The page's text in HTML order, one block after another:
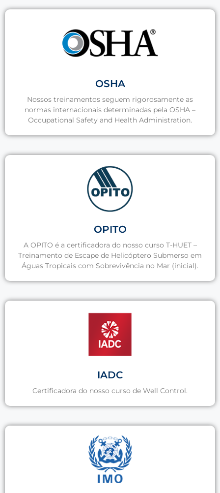
OSHA
Nossos treinamentos seguem rigorosamente as
normas internacionais determinadas pela OSHA –
Occupational Safety and Health Administration.
OPITO
A OPITO é a certificadora do nosso curso T-HUET –
Treinamento de Escape de Helicóptero Submerso em
Águas Tropicais com Sobrevivência no Mar (inicial).
IADC
Certificadora do nosso curso de Well Control.